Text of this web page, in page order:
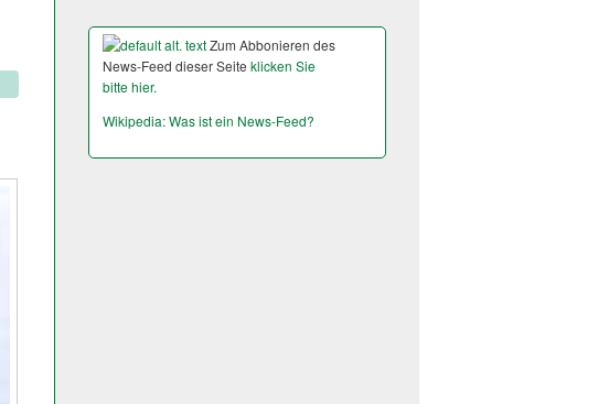
Zum Abbonieren des
News-Feed dieser Seite klicken Sie
bitte hier.
Wikipedia: Was ist ein News-Feed?